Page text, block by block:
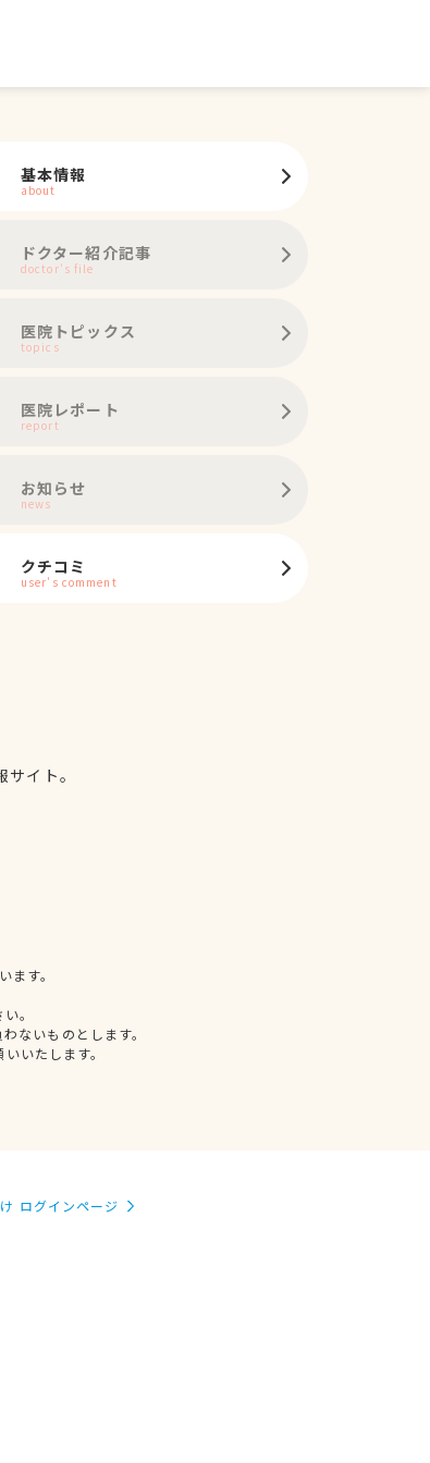
基本情報
about
ドクター紹介記事
doctor's file
医院トピックス
topics
医院レポート
report
お知らせ
news
クチコミ
user's comment
イト。
す。
。
ないものとします。
いたします。
ログインページ